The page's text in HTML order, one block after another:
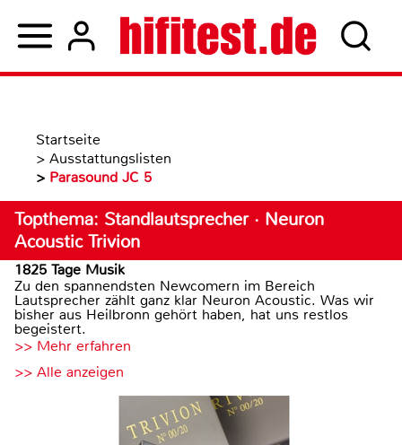
Startseite
> Ausstattungslisten
> Parasound JC 5
Topthema: Standlautsprecher · Neuron
Acoustic Trivion
1825 Tage Musik
Zu den spannendsten Newcomern im Bereich
Lautsprecher zählt ganz klar Neuron Acoustic. Was wir
bisher aus Heilbronn gehört haben, hat uns restlos
begeistert.
>> Mehr erfahren
>> Alle anzeigen